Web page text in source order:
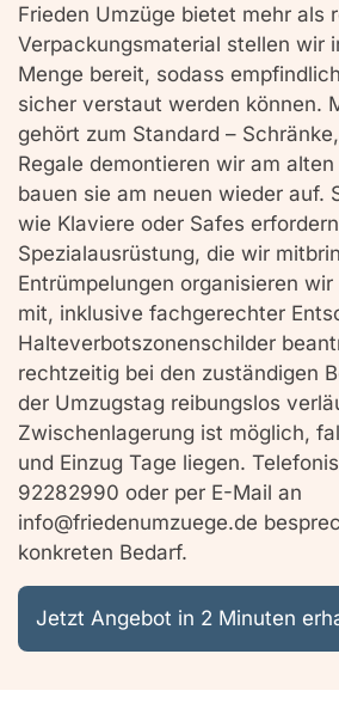
Frieden Umzüge bietet mehr als
Verpackungsmaterial stellen wir
Menge bereit, sodass
sicher verstaut werden können.
gehört zum Standard –
Regale demontieren wir am
bauen sie am neuen wieder auf.
wie Klaviere oder Safes erfordern
Spezialausrüstung, die wir
Entrümpelungen organisieren
mit, inklusive fachgerechter
Halteverbotszonenschilder
rechtzeitig bei den zuständigen
der Umzugstag reibungslos
Zwischenlagerung ist möglich,
und Einzug Tage liegen.
92282990 oder per E-Mail an
info@friedenumzuege.de
konkreten Bedarf.
Jetzt Angebot in 2 Minuten